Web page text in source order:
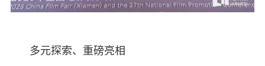
多元探索、重磅亮相